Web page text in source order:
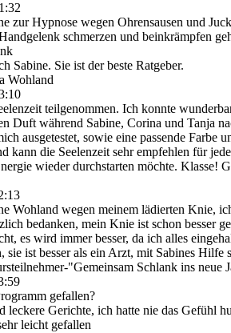
zur Hypnose wegen Ohrensausen und
schmerzen und beinkrämpfen
Sabine. Sie ist der beste Ratgeber.
Wohland
teilgenommen. Ich konnte
Duft während Sabine, Corina und Tanja
ausgetestet, sowie eine passende Farbe
kann die Seelenzeit sehr empfehlen für
wieder durchstarten möchte. Klasse!
Wohland wegen meinem lädierten Knie,
bedanken, mein Knie ist schon besser
es wird immer besser, da ich alles
sie ist besser als ein Arzt, mit Sabines Hilfe
"Gemeinsam Schlank ins neue
gefallen?
leckere Gerichte, ich hatte nie das Gefühl
leicht gefallen